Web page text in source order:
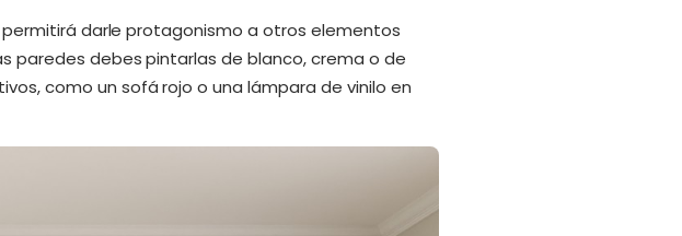
darle protagonismo a otros elementos
paredes debes pintarlas de blanco, crema o de
como un sofá rojo o una lámpara de vinilo en